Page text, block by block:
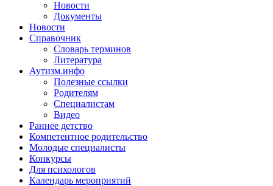
Новости
Документы
Новости
Справочник
Словарь терминов
Литература
Аутизм.инфо
Полезные ссылки
Родителям
Специалистам
Видео
Раннее детство
Компетентное родительство
Молодые специалисты
Конкурсы
Для психологов
Календарь мероприятий